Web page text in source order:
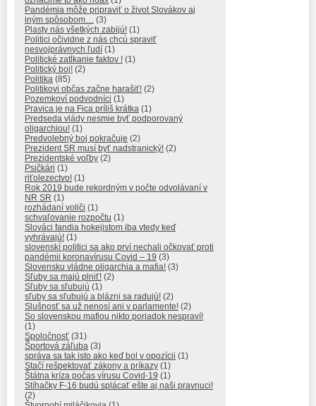
Pandémia môže pripraviť o život Slovákov aj
iným spôsobom…
(3)
Plasty nás všetkých zabijú! (1)
Politici očividne z nás chcú spraviť
nesvojprávnych ľudí (1)
Politické zatĺkanie faktov ! (1)
Politický boj! (2)
Politika (85)
Politikovi občas začne harašiť! (2)
Pozemkoví podvodníci (1)
Pravica je na Fica príliš krátka (1)
Predseda vlády nesmie byť podporovaný
oligarchiou! (1)
Predvolebný boj pokračuje (2)
Prezident SR musí byť nadstranický! (2)
Prezidentské voľby (2)
Psičkári (1)
riťolezectvo! (1)
Rok 2019 bude rekordným v počte odvolávaní v
NR SR (1)
rozhádaní voliči (1)
schvaľovanie rozpočtu (1)
Slováci fandia hokejistom iba vtedy keď
vyhrávajú! (1)
slovenskí politici sa ako prví nechali očkovať proti
pandémii koronavírusu Covid – 19 (3)
Slovensku vládne oligarchia a mafia! (3)
Sľuby sa majú plniť! (2)
Sľuby sa sľubujú (1)
sľuby sa sľubujú a blázni sa radujú! (2)
Slušnosť sa už nenosí ani v parlamente! (2)
So slovenskou mafiou nikto poriadok nespraví!
(1)
Spoločnosť (31)
Športová záľuba (3)
správa sa tak isto ako keď bol v opozícii (1)
Stačí rešpektovať zákony a príkazy (1)
Štátna kríza počas vírusu Covid-19 (1)
Stíhačky F-16 budú splácať ešte aj naši pravnuci!
(2)